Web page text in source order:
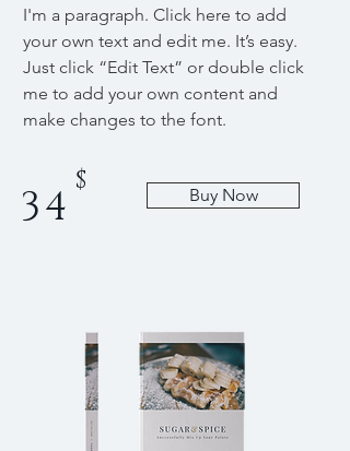
I'm a paragraph. Click here to add
your own text and edit me. It’s easy.
Just click “Edit Text” or double click
me to add your own content and
make changes to the font.
34
$ Buy Now